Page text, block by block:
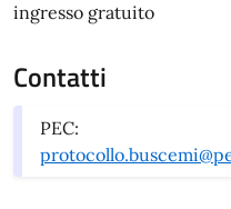
ingresso gratuito
Contatti
PEC: